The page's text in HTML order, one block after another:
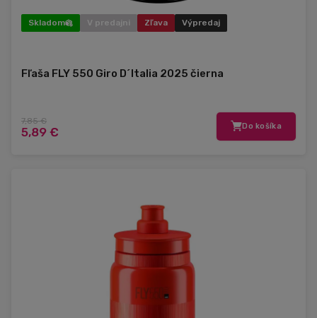
Skladom V predajni Zľava Výpredaj
Fľaša FLY 550 Giro D´Italia 2025 čierna
7,85 €
5,89 € Do košíka